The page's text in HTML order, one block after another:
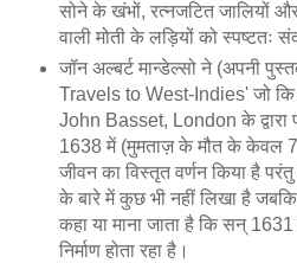
सोने के खंभों, रत्नजटित जालियों
वाली मोती के लड़ियों को स्पष्टतः
जॉन अल्बर्ट मान्डेल्सो ने (अपनी
Travels to West-Indies' जो
John Basset, London के द्वारा
1638 में (मुमताज़ के मौत के केवल
जीवन का विस्तृत वर्णन किया है
के बारे में कुछ भी नहीं लिखा है जबकि
कहा या माना जाता है कि सन्
निर्माण होता रहा है।